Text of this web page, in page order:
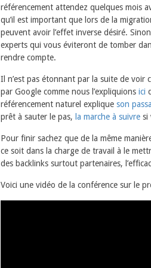
référencement attendez quelques mois
qu’il est important que lors de la
peuvent avoir l’effet inverse désiré.
experts qui vous éviteront de tomber
rendre compte.
Il n’est pas étonnant par la suite de voir
par Google comme nous l’expliquions ici
référencement naturel explique son
prêt à sauter le pas, la marche à suivre si
Pour finir sachez que de la même
ce soit dans la charge de travail à le
des backlinks surtout partenaires,
Voici une vidéo de la conférence sur le